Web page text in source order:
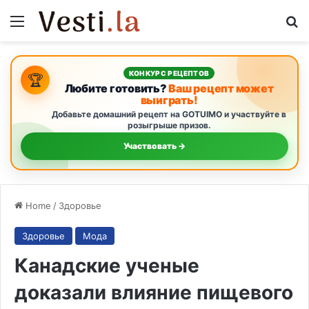
Menu
🏆 КОНКУРС РЕЦЕПТОВ
Любите готовить?Ваш рецепт может
выиграть!
Добавьте домашний рецепт на GOTUIMO и участвуйте в
розыгрыше призов.
Участвовать →
Home / Здоровье
Здоровье Мода
Канадские ученые
доказали влияние пищевого